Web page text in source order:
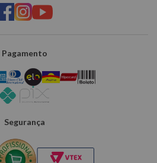
Pagamento
Segurança